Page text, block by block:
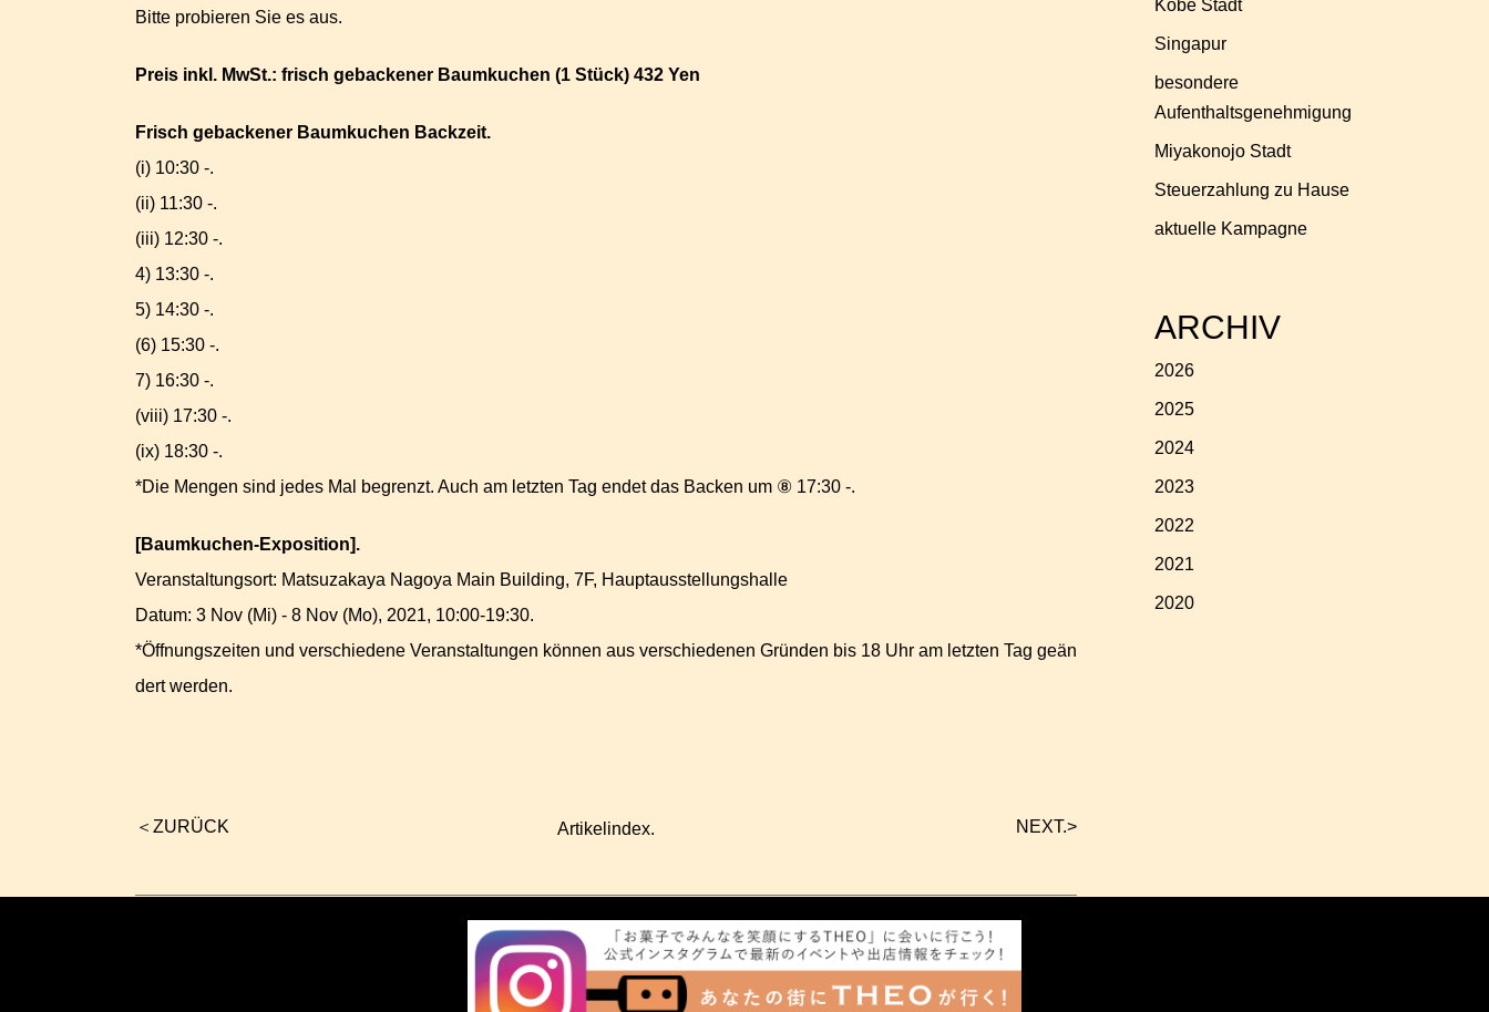
Bitte probieren Sie es aus.
Preis inkl. MwSt.: frisch gebackener Baumkuchen (1 Stück) 432 Yen
Frisch gebackener Baumkuchen Backzeit.
(i) 10:30 -.
(ii) 11:30 -.
(iii) 12:30 -.
4) 13:30 -.
5) 14:30 -.
(6) 15:30 -.
7) 16:30 -.
(viii) 17:30 -.
(ix) 18:30 -.
*Die Mengen sind jedes Mal begrenzt. Auch am letzten Tag endet das Backen um ⑧ 17:30 -.
[Baumkuchen-Exposition].
Veranstaltungsort: Matsuzakaya Nagoya Main Building, 7F, Hauptausstellungshalle
Datum: 3 Nov (Mi) - 8 Nov (Mo), 2021, 10:00-19:30.
*Öffnungszeiten und verschiedene Veranstaltungen können aus verschiedenen Gründen bis 18 Uhr am letzten Tag geän
dert werden.
Artikelindex.
Beitrags-
＜ ZURÜCK NEXT.>
Kobe Stadt
Singapur
besondere
Aufenthaltsgenehmigung
Miyakonojo Stadt
Steuerzahlung zu Hause
aktuelle Kampagne
ARCHIV
2026
2025
2024
2023
2022
2021
2020